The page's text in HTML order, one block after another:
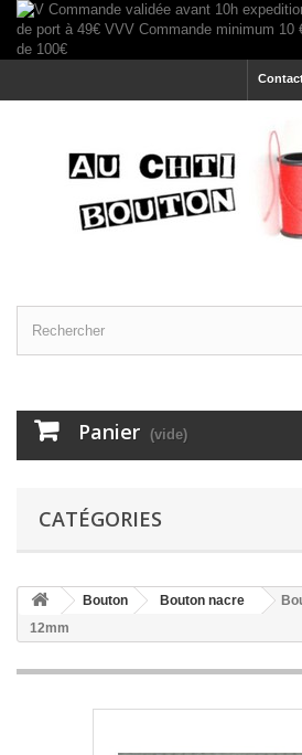
Panier (vide)
CATÉGORIES
Bouton Bouton nacre
12mm